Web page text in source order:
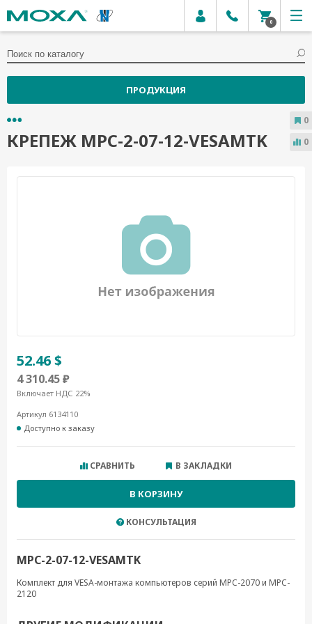
0
ПРОДУКЦИЯ
КРЕПЕЖ MPC-2-07-12-VESAMTK
52.46 $
4 310.45 ₽
Включает НДС 22%
Артикул 6134110
Доступно к заказу
СРАВНИТЬ В ЗАКЛАДКИ
В КОРЗИНУ
КОНСУЛЬТАЦИЯ
MPC-2-07-12-VESAMTK
Комплект для VESA-монтажа компьютеров серий MPC-2070 и MPC-
2120
0
0